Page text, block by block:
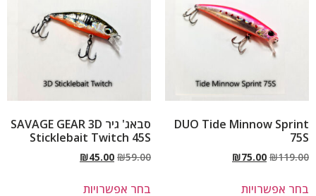
DUO Tide Minnow Sprint
75S
₪119.00
₪75.00
בחר אפשרויות
סבאג' גיר SAVAGE GEAR 3D
Sticklebait Twitch 45S
₪59.00
₪45.00
בחר אפשרויות